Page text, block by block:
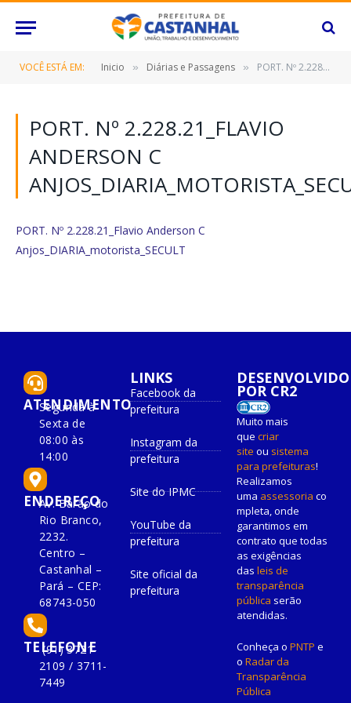
VOCÊ ESTÁ EM: Inicio » Diárias e Passagens » PORT. Nº 2.228.21_Flavio Anderson C Anjos_DIARIA_motorista_SECULT
PORT. Nº 2.228.21_FLAVIO
ANDERSON C
PORT. Nº 2.228.21_Flavio Anderson C
Anjos_DIARIA_motorista_SECULT
ATENDIMENTO
Segunda à
Sexta de
08:00 às
14:00
ENDEREÇO
Av. Barão do
Rio Branco,
2232.
Centro –
Castanhal –
Pará – CEP:
68743-050
TELEFONE
(91) 3721-
2109 / 3711-
7449
LINKS
Facebook da
prefeitura
Instagram da
prefeitura
Site do IPMC
YouTube da
prefeitura
Site oficial da
prefeitura
DESENVOLVIDO
POR CR2
Muito mais
que criar
site ou sistema
para prefeituras!
Realizamos
uma assessoria co
mpleta, onde
garantimos em
contrato que todas
as exigências
das leis de
transparência
pública serão
atendidas.
Conheça o PNTP e
o Radar da
Transparência
Pública